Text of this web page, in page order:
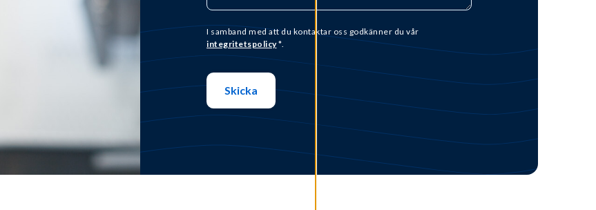
I samband med att du kontaktar oss godkänner du vår
integritetspolicy*.